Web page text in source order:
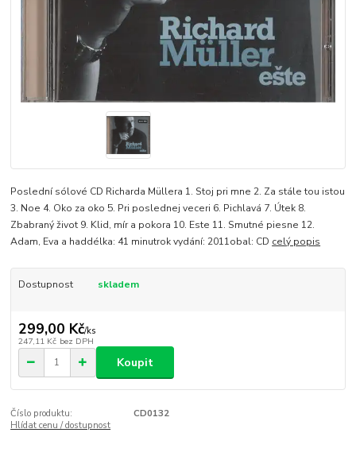
Poslední sólové CD Richarda Müllera 1. Stoj pri mne 2. Za stále tou istou
3. Noe 4. Oko za oko 5. Pri poslednej veceri 6. Pichlavá 7. Útek 8.
Zbabraný život 9. Klid, mír a pokora 10. Este 11. Smutné piesne 12.
Adam, Eva a haddélka: 41 minutrok vydání: 2011obal: CD celý popis
Dostupnost skladem
299,00 Kč/ks
247,11 Kč bez DPH
Koupit
Číslo produktu:
CD0132
Hlídat cenu / dostupnost